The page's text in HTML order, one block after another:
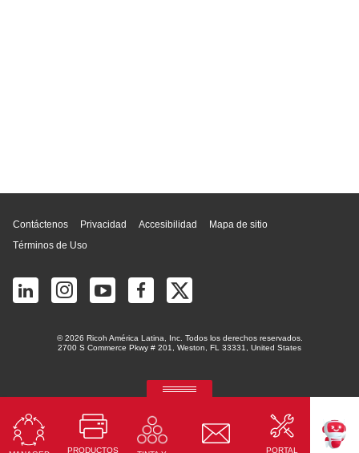
PRODUCTOS PORTAL
La plataforma predictiva de aprobación de crédito con IA
Contáctenos Privacidad Accesibilidad
Mapa de sitio
Términos de Uso
© 2026 Ricoh América Latina, Inc. Todos los derechos reservados.
2700 S Commerce Pkwy # 201, Weston, FL 33331, United States